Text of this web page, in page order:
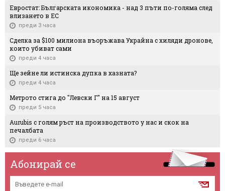
Евростат: Българската икономика - над 3 пъти по-голяма след
влизането в ЕС
преди 3 часа
Сделка за $100 милиона въоръжава Украйна с хиляди дронове,
които убиват сами
преди 4 часа
Ще зейне ли истинска дупка в хазната?
преди 4 часа
Метрото стига до "Левски Г" на 15 август
преди 5 часа
Aurubis с голям ръст на производството у нас и скок на
печалбата
преди 6 часа
Абонирай се